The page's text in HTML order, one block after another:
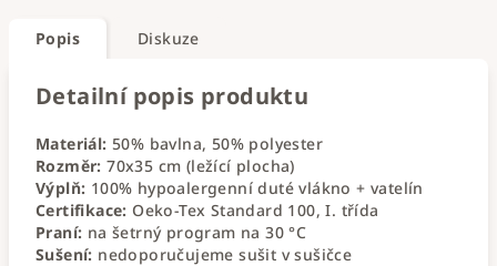
Popis Diskuze
Detailní popis produktu
Materiál: 50% bavlna, 50% polyester
Rozměr: 70x35 cm (ležící plocha)
Výplň: 100% hypoalergenní duté vlákno + vatelín
Certifikace: Oeko-Tex Standard 100, I. třída
Praní: na šetrný program na 30 °C
Sušení: nedoporučujeme sušit v sušičce